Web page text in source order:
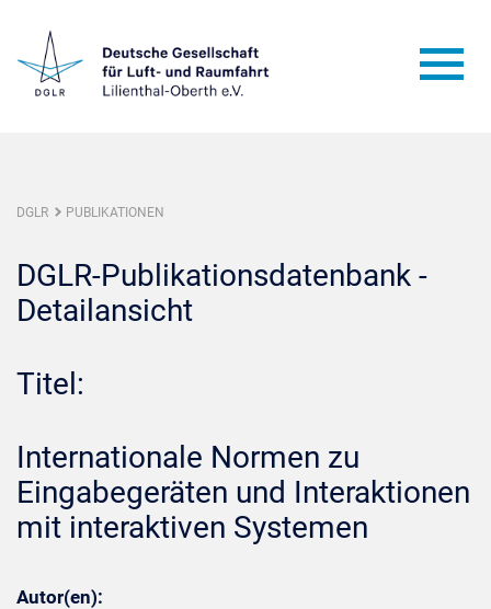
DGLR PUBLIKATIONEN
DGLR-Publikationsdatenbank -
Detailansicht
Titel:
Internationale Normen zu
Eingabegeräten und Interaktionen
mit interaktiven Systemen
Autor(en):